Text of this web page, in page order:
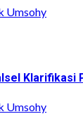
Umsohy
Umsohy